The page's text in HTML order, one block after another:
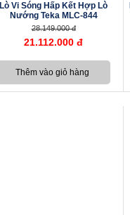
Lò Vi Sóng Hấp Kết Hợp Lò
Nướng Teka MLC-844
28.149.000 đ
21.112.000 đ